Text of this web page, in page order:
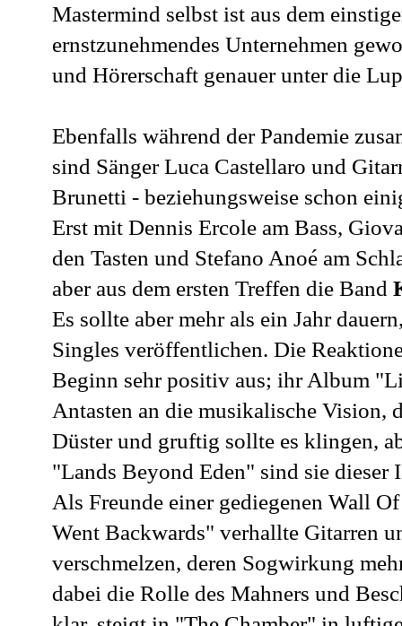
Mastermind selbst ist aus dem
ernstzunehmendes Unternehmen
und Hörerschaft genauer unter die
Ebenfalls während der Pandemie
sind Sänger Luca Castellaro und
Brunetti - beziehungsweise schon
Erst mit Dennis Ercole am Bass,
den Tasten und Stefano Anoé am
aber aus dem ersten Treffen die Band
Es sollte aber mehr als ein Jahr
Singles veröffentlichen. Die
Beginn sehr positiv aus; ihr Album
Antasten an die musikalische Vision,
Düster und gruftig sollte es klingen,
"Lands Beyond Eden" sind sie dieser
Als Freunde einer gediegenen Wall
Went Backwards" verhallte Gitarren
verschmelzen, deren Sogwirkung
dabei die Rolle des Mahners und